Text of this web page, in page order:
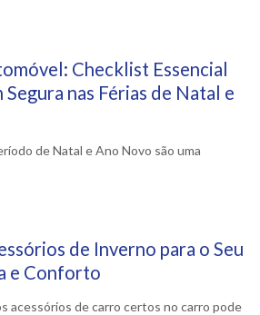
Checklist Essencial
Segura nas Férias de Natal e
de Natal e Ano Novo são uma
de Inverno para o Seu
e Conforto
acessórios de carro certos no carro pode